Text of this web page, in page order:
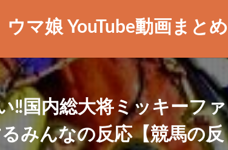
ウマ娘 YouTube動画まとめ
‼国内総大将ミッキーファ
みんなの反応【競馬の反